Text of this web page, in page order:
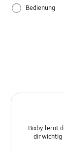
Bedienung
Bixby lernt
dir wichtig